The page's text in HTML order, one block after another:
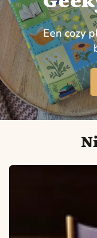
Een cozy